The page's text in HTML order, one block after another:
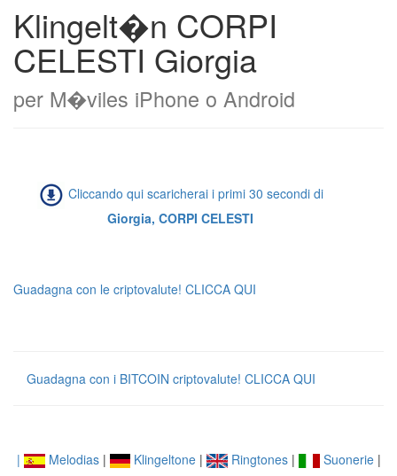
Klingelt�n CORPI
CELESTI Giorgia
per M�viles iPhone o Android
Cliccando qui scaricherai i primi 30 secondi di
Giorgia, CORPI CELESTI
Guadagna con le criptovalute! CLICCA QUI
Guadagna con i BITCOIN criptovalute! CLICCA QUI
| Melodias| Klingeltone| Ringtones| Suonerie|